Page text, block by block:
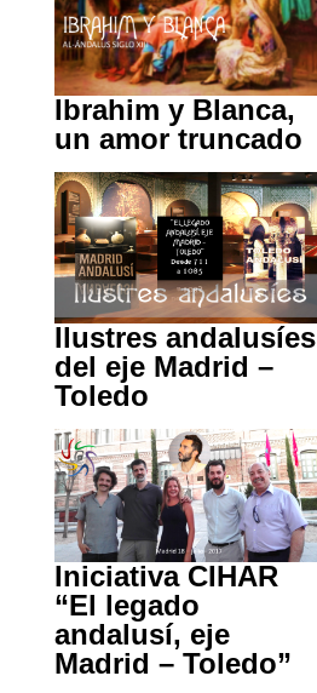
Ibrahim y Blanca,
un amor truncado
Ilustres andalusíes
del eje Madrid –
Toledo
Iniciativa CIHAR
“El legado
andalusí, eje
Madrid – Toledo”